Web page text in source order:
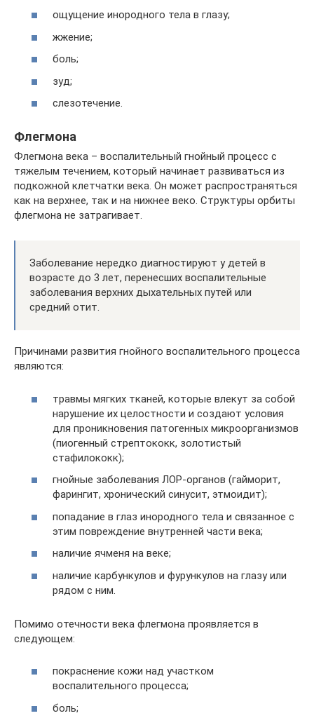
ощущение инородного тела в глазу;
жжение;
боль;
зуд;
слезотечение.
Флегмона
Флегмона века – воспалительный гнойный процесс с
тяжелым течением, который начинает развиваться из
подкожной клетчатки века. Он может распространяться
как на верхнее, так и на нижнее веко. Структуры орбиты
флегмона не затрагивает.
Заболевание нередко диагностируют у детей в
возрасте до 3 лет, перенесших воспалительные
заболевания верхних дыхательных путей или
средний отит.
Причинами развития гнойного воспалительного процесса
являются:
травмы мягких тканей, которые влекут за собой
нарушение их целостности и создают условия
для проникновения патогенных микроорганизмов
(пиогенный стрептококк, золотистый
стафилококк);
гнойные заболевания ЛОР-органов (гайморит,
фарингит, хронический синусит, этмоидит);
попадание в глаз инородного тела и связанное с
этим повреждение внутренней части века;
наличие ячменя на веке;
наличие карбункулов и фурункулов на глазу или
рядом с ним.
Помимо отечности века флегмона проявляется в
следующем:
покраснение кожи над участком
воспалительного процесса;
боль;